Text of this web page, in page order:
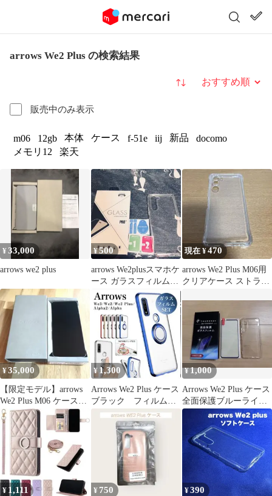
arrows We2 Plus の検索結果
販売中のみ表示
並び替え
m06 12gb 本体 ケース f-51e iij 新品
docomo
メモリ12
楽天
¥33,000
arrows we2 plus
¥500
arrows We2plusスマホケ
ース ガラスフィルムセ
ット
現在 ¥470
arrows We2 Plus M06用
クリアケース ストラッ
¥35,000
​【限定モデル】arrows
We2 Plus M06 ケース・
フィルム付
¥ 1,300
Arrows We2 Plus ケース
ブラック フィルム付
¥1,000
Arrows We2 Plus ケース
全面保護ブルーライト
カットガラスフィルム
¥ 1,111 ¥ 750 ¥390